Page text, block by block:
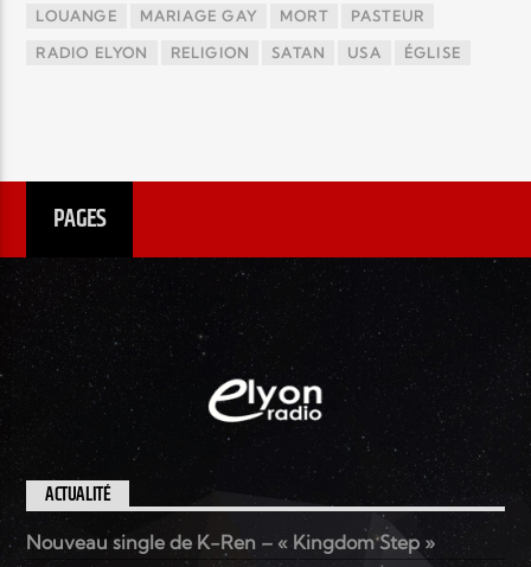
LOUANGE MARIAGE GAY MORT PASTEUR
RADIO ELYON RELIGION SATAN USA ÉGLISE
PAGES
ACTUALITÉ
Nouveau single de K-Ren – « Kingdom Step »